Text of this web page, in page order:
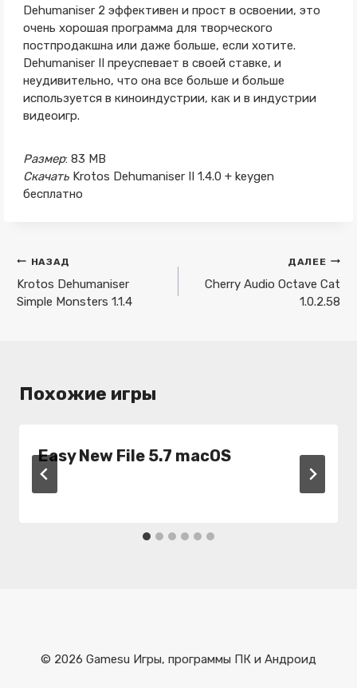
Dehumaniser 2 эффективен и прост в освоении, это
очень хорошая программа для творческого
постпродакшна или даже больше, если хотите.
Dehumaniser II преуспевает в своей ставке, и
неудивительно, что она все больше и больше
используется в киноиндустрии, как и в индустрии
видеоигр.
Размер: 83 MB
Скачать Krotos Dehumaniser II 1.4.0 + keygen
бесплатно
Навигация
по
записям
НАЗАД
Krotos Dehumaniser
Simple Monsters 1.1.4
ДАЛЕЕ
Cherry Audio Octave Cat
1.0.2.58
Похожие игры
Easy New File 5.7 macOS
© 2026 Gamesu Игры, программы ПК и Андроид